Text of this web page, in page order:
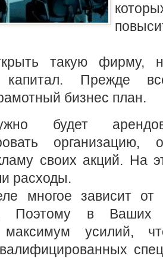
такую фирму,
капитал. Прежде
бизнес план.
будет
организацию,
своих акций. На
расходы.
многое зависит от
Поэтому в Ваших
максимум усилий,